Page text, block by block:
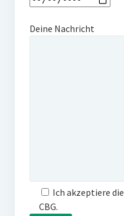
Deine Nachricht
Ich akzeptiere die
CBG.